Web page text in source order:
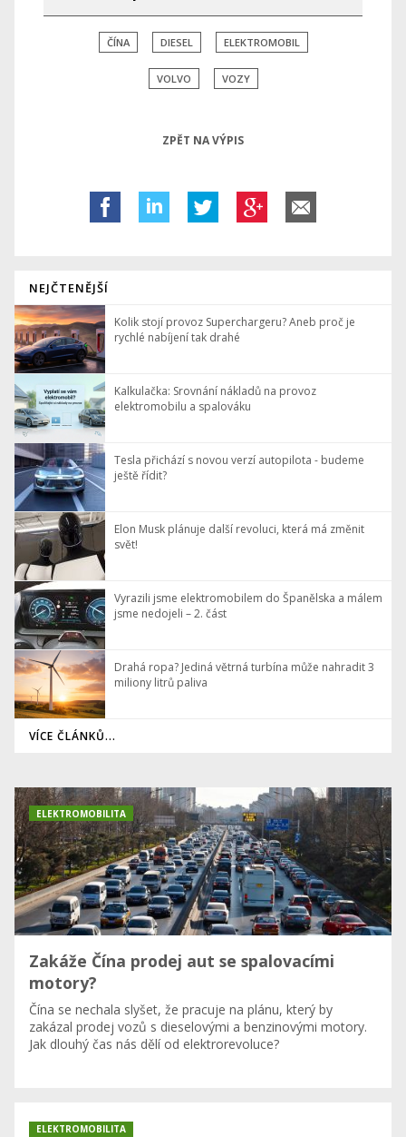
ČÍNA DIESEL ELEKTROMOBIL
VOLVO VOZY
ZPĚT NA VÝPIS
NEJČTENĚJŠÍ
Kolik stojí provoz Superchargeru? Aneb proč je
rychlé nabíjení tak drahé
Kalkulačka: Srovnání nákladů na provoz
elektromobilu a spalováku
Tesla přichází s novou verzí autopilota - budeme
ještě řídit?
Elon Musk plánuje další revoluci, která má změnit
svět!
Vyrazili jsme elektromobilem do Španělska a málem
jsme nedojeli – 2. část
Drahá ropa? Jediná větrná turbína může nahradit 3
miliony litrů paliva
VÍCE ČLÁNKŮ...
Zakáže Čína prodej aut se spalovacími
motory?
Čína se nechala slyšet, že pracuje na plánu, který by
zakázal prodej vozů s dieselovými a benzinovými motory.
Jak dlouhý čas nás dělí od elektrorevoluce?
ELEKTROMOBILITA
ELEKTROMOBILITA